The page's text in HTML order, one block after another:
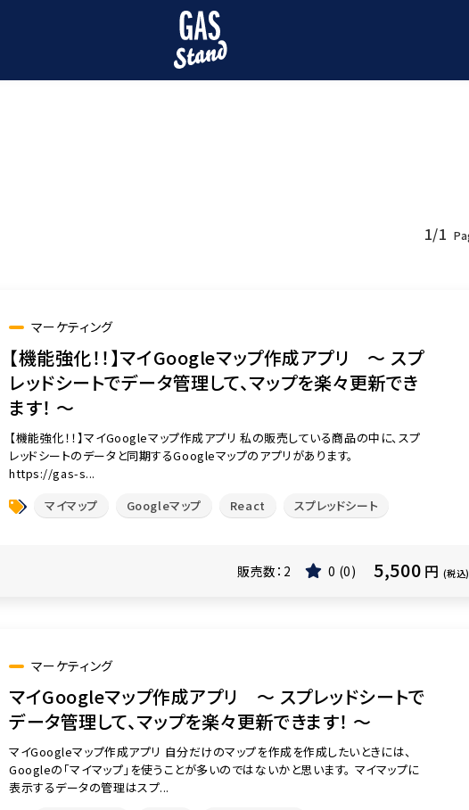
1/1
マーケティング
【機能強化！！】マイGoogleマップ作成アプリ 〜 スプ
レッドシートでデータ管理して、マップを楽々更新でき
ます！ 〜
【機能強化！！】マイGoogleマップ作成アプリ 私の販売している商品の中に、スプ
レッドシートのデータと同期するGoogleマップのアプリがあります。
https://gas-s...
マイマップ
Googleマップ React スプレッドシート
5,500 円 (税込)
販売数： 2 0 0
マーケティング
マイGoogleマップ作成アプリ 〜 スプレッドシートで
データ管理して、マップを楽々更新できます！ 〜
マイGoogleマップ作成アプリ 自分だけのマップを作成を作成したいときには、
Googleの「マイマップ」を使うことが多いのではないかと思います。 マイマップに
表示するデータの管理はスプ...